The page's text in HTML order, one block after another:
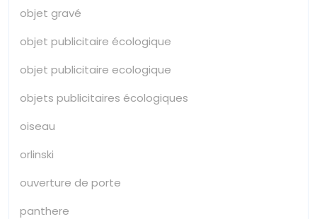
objet gravé
objet publicitaire écologique
objet publicitaire ecologique
objets publicitaires écologiques
oiseau
orlinski
ouverture de porte
panthere